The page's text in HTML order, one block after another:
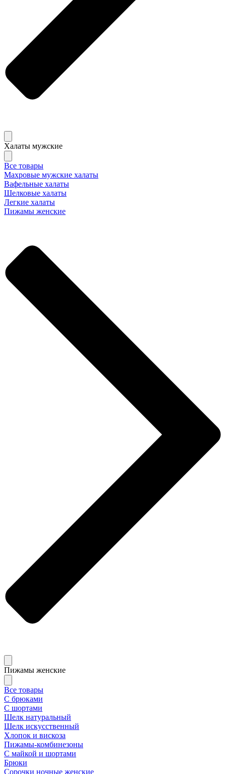
Халаты мужские
Все товары
Махровые мужские халаты
Вафельные халаты
Шелковые халаты
Легкие халаты
Пижамы женские
Пижамы женские
Все товары
С брюками
С шортами
Шелк натуральный
Шелк искусственный
Хлопок и вискоза
Пижамы-комбинезоны
С майкой и шортами
Брюки
Сорочки ночные женские